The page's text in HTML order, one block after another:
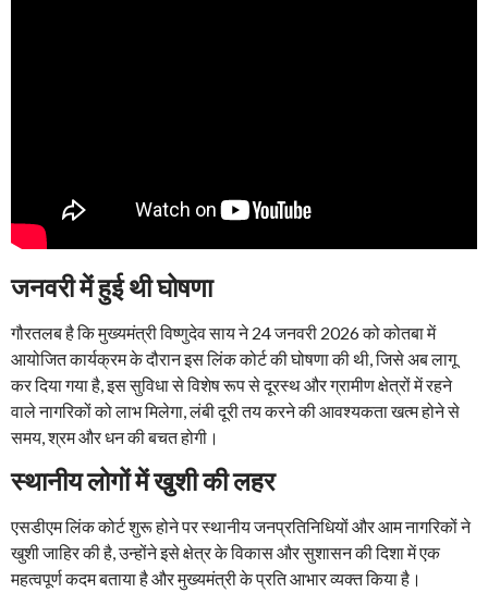
जनवरी में हुई थी घोषणा
गौरतलब है कि मुख्यमंत्री विष्णुदेव साय ने 24 जनवरी 2026 को कोतबा में
आयोजित कार्यक्रम के दौरान इस लिंक कोर्ट की घोषणा की थी, जिसे अब लागू
कर दिया गया है, इस सुविधा से विशेष रूप से दूरस्थ और ग्रामीण क्षेत्रों में रहने
वाले नागरिकों को लाभ मिलेगा, लंबी दूरी तय करने की आवश्यकता खत्म होने से
समय, श्रम और धन की बचत होगी।
स्थानीय लोगों में खुशी की लहर
एसडीएम लिंक कोर्ट शुरू होने पर स्थानीय जनप्रतिनिधियों और आम नागरिकों ने
खुशी जाहिर की है, उन्होंने इसे क्षेत्र के विकास और सुशासन की दिशा में एक
महत्वपूर्ण कदम बताया है और मुख्यमंत्री के प्रति आभार व्यक्त किया है।